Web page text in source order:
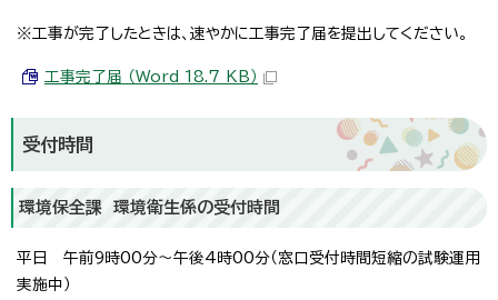
※工事が完了したときは、速やかに工事完了届を提出してください。
工事完了届 （Word 18.7 KB）
受付時間
環境保全課 環境衛生係の受付時間
平日 午前9時00分～午後4時00分（窓口受付時間短縮の試験運用
実施中）